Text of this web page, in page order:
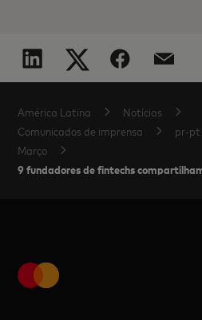
América Latina
Notícias
Comunicados de imprensa
pr-pt
Março
9 fundadores de fintechs